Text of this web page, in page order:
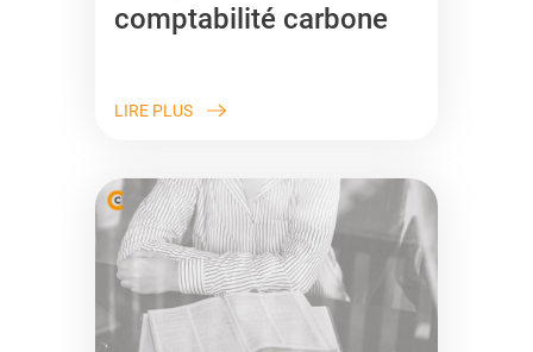
comptabilité carbone
LIRE PLUS